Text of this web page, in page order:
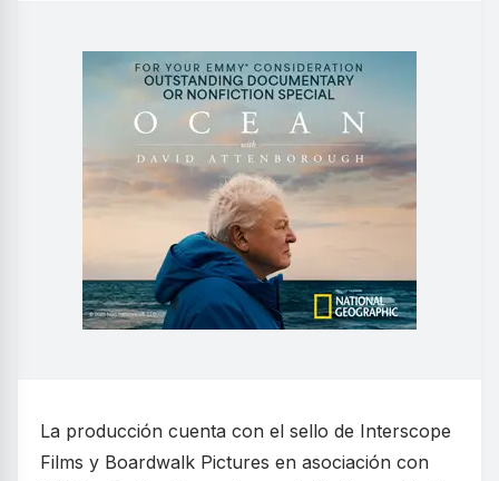
La producción cuenta con el sello de Interscope
Films y Boardwalk Pictures en asociación con